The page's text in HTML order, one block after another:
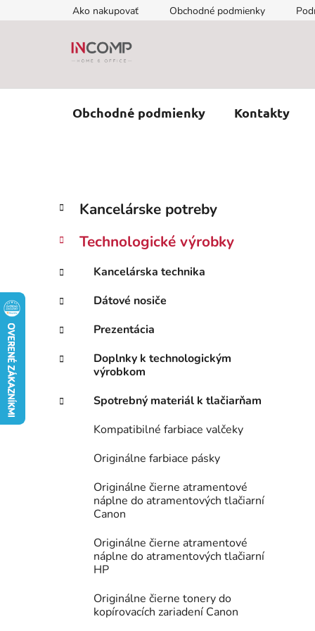
na
Ako nakupovať Obchodné podmienky
Obchodné podmienky Kontakty
B
č
ý
p
a
n
l
Preskočiť
kategórie
K
a
e
ó
r
i
e
Kancelárske potreby
Technologické výrobky
Kancelárska technika
Dátové nosiče
Prezentácia
Doplnky k technologickým
výrobkom
Spotrebný materiál k tlačiarňam
Kompatibilné farbiace valčeky
Originálne farbiace pásky
Originálne čierne atramentové
náplne do atramentových tlačiarní
Canon
Originálne čierne atramentové
náplne do atramentových tlačiarní
HP
Originálne čierne tonery do
kopírovacích zariadení Canon